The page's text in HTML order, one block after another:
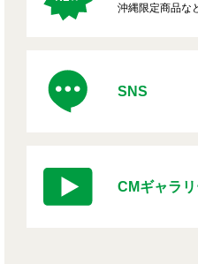
沖縄限定商品な
SNS
CMギャラ